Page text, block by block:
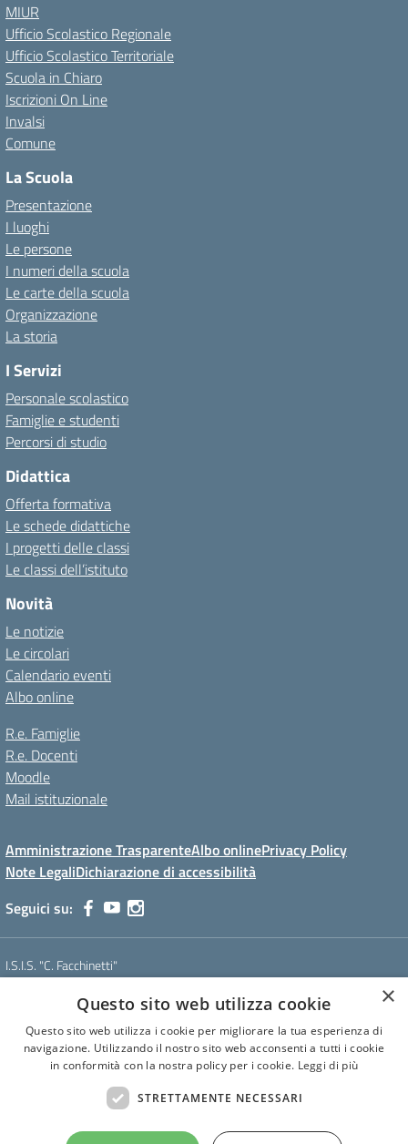
MIUR
Ufficio Scolastico Regionale
Ufficio Scolastico Territoriale
Scuola in Chiaro
Iscrizioni On Line
Invalsi
Comune
La Scuola
Presentazione
I luoghi
Le persone
I numeri della scuola
Le carte della scuola
Organizzazione
La storia
I Servizi
Personale scolastico
Famiglie e studenti
Percorsi di studio
Didattica
Offerta formativa
Le schede didattiche
I progetti delle classi
Le classi dell’istituto
Novità
Le notizie
Le circolari
Calendario eventi
Albo online
R.e. Famiglie
R.e. Docenti
Moodle
Mail istituzionale
Amministrazione TrasparenteAlbo onlinePrivacy Policy
Note LegaliDichiarazione di accessibilità
Seguici su:
I.S.I.S. "C. Facchinetti"
Tel. 0331 635718 - E-mail: vais01900e@istruzione.it - Pec:
vais01900e@pec.istruzione.it
Codice meccanografico: VAIS01900E
Codice Fiscale: 81009250127
×
Questo sito web utilizza cookie
Questo sito web utilizza i cookie per migliorare la tua esperienza di
navigazione. Utilizzando il nostro sito web acconsenti a tutti i cookie
in conformità con la nostra policy per i cookie. Leggi di più
STRETTAMENTE NECESSARI